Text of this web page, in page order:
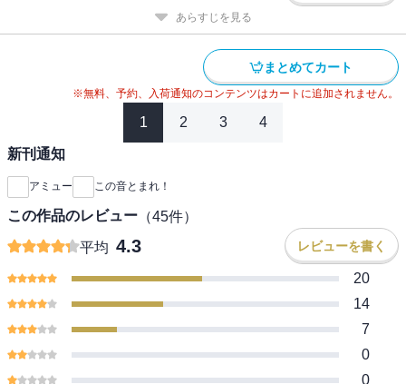
あらすじを見る
まとめてカート
※無料、予約、入荷通知のコンテンツはカートに追加されません。
1 2 3 4
新刊通知
アミュー この音とまれ！
この作品のレビュー （45件）
平均 4.3 レビューを書く
20
14
7
0
0